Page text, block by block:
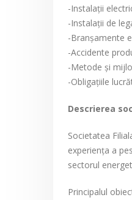
-Instalații
-Instalații de
-Branșamente
-Accidente
-Metode și
-Obligațiile
Descrierea
Societatea
experienţa a
sectorul
Principalul